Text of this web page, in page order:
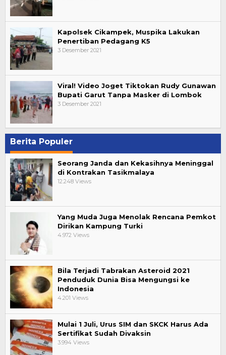
Kapolsek Cikampek, Muspika Lakukan
Penertiban Pedagang K5
3 Desember 2021
Viral! Video Joget Tiktokan Rudy Gunawan
Bupati Garut Tanpa Masker di Lombok
3 Desember 2021
Berita Populer
Seorang Janda dan Kekasihnya Meninggal
di Kontrakan Tasikmalaya
12.248 Views
Yang Muda Juga Menolak Rencana Pemkot
Dirikan Kampung Turki
4.972 Views
Bila Terjadi Tabrakan Asteroid 2021
Penduduk Dunia Bisa Mengungsi ke
Indonesia
4.201 Views
Mulai 1 Juli, Urus SIM dan SKCK Harus Ada
Sertifikat Sudah Divaksin
3.994 Views